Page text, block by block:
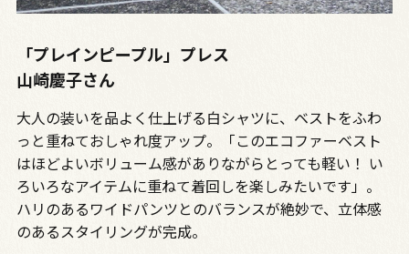
「プレインピープル」プレス
山崎慶子さん
大人の装いを品よく仕上げる白シャツに、ベストをふわ
っと重ねておしゃれ度アップ。「このエコファーベスト
はほどよいボリューム感がありながらとっても軽い！ い
ろいろなアイテムに重ねて着回しを楽しみたいです」。
ハリのあるワイドパンツとのバランスが絶妙で、立体感
のあるスタイリングが完成。